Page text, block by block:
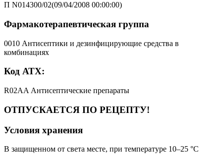
П N014300/02(09/04/2008 00:00:00)
Фармакотерапевтическая группа
0010 Антисептики и дезинфицирующие средства в
комбинациях
Код АТХ:
R02AA Антисептические препараты
ОТПУСКАЕТСЯ ПО РЕЦЕПТУ!
Условия хранения
В защищенном от света месте, при температуре 10–25 °C